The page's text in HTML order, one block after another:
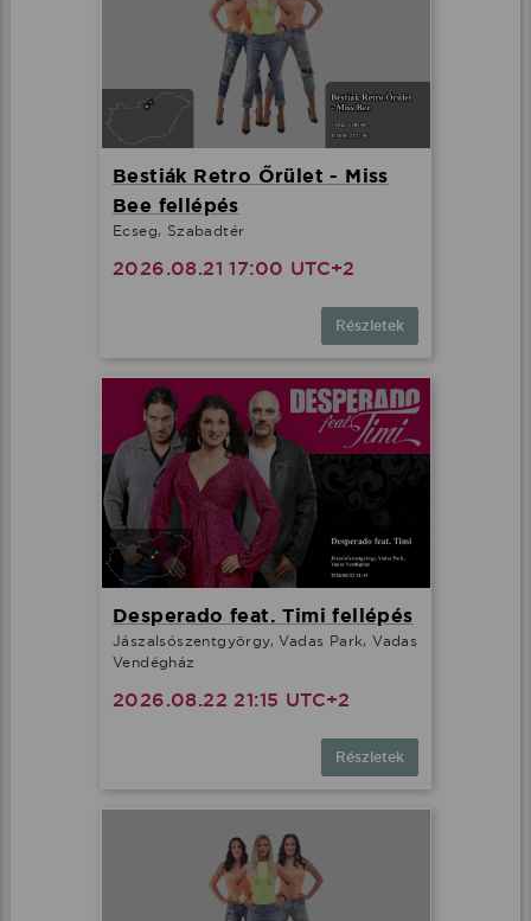
Bestiák Retro Őrület - Miss
Bee fellépés
Ecseg, Szabadtér
2026.08.21 17:00 UTC+2
Részletek
Desperado feat. Timi fellépés
Jászalsószentgyörgy, Vadas Park, Vadas
Vendégház
2026.08.22 21:15 UTC+2
Részletek